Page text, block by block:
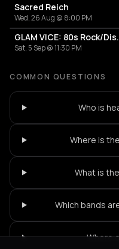
Sacred Reich
Wed, 26 Aug @ 8:00 PM
GLAM
Sat, 5 Sep @ 11:30 PM
COMMON QUESTIONS
Who is
Where is
What is
Which bands
Where